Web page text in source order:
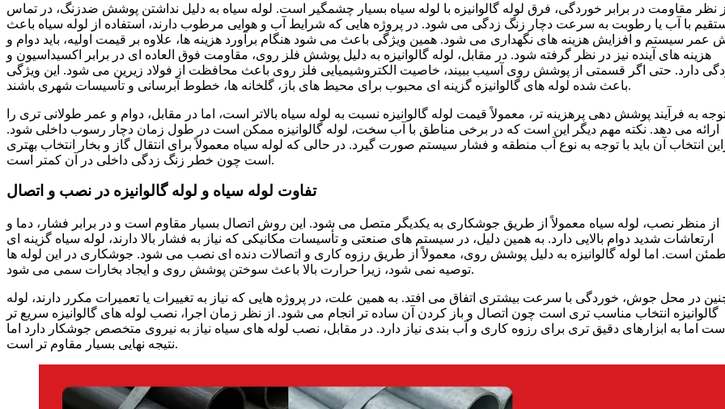
از نظر مقاومت در برابر خوردگی، فرق لوله گالوانیزه با لوله سیاه بسیار چشمگیر است. لوله سیاه به دلیل نداشتن پوشش ضدزنگ، در تماس
با آب یا رطوبت به سرعت دچار زنگ زدگی می شود. در پروژه هایی که شرایط آب و هوایی مرطوب دارند، استفاده از لوله سیاه باعث
عمر سیستم و افزایش هزینه های نگهداری می شود. همین ویژگی باعث می شود هنگام برآورد هزینه ها، علاوه بر قیمت اولیه، باید دوام و
هزینه های آینده نیز در نظر گرفته شود. در مقابل، لوله گالوانیزه به دلیل پوشش فلز روی، مقاومت فوق العاده ای در برابر اکسیداسیون و
دارد. حتی اگر قسمتی از پوشش روی آسیب ببیند، خاصیت الکتروشیمیایی فلز روی باعث محافظت از فولاد زیرین می شود. این ویژگی
باعث شده لوله های گالوانیزه گزینه ای محبوب برای محیط های باز، گلخانه ها، خطوط آبرسانی و تأسیسات شهری باشند.
توجه به فرآیند پوشش دهی پرهزینه تر، معمولاً قیمت لوله گالوانیزه نسبت به لوله سیاه بالاتر است، اما در مقابل، دوام و عمر طولانی تری را
ارائه می دهد. نکته مهم دیگر این است که در برخی مناطق با آب سخت، لوله گالوانیزه ممکن است در طول زمان دچار رسوب داخلی شود.
انتخاب آن باید با توجه به نوع آب منطقه و فشار سیستم صورت گیرد. در حالی که لوله سیاه معمولاً برای انتقال گاز و بخار انتخاب بهتری
است چون خطر زنگ زدگی داخلی در آن کمتر است.
تفاوت لوله سیاه و لوله گالوانیزه در نصب و اتصال
از منظر نصب، لوله سیاه معمولاً از طریق جوشکاری به یکدیگر متصل می شود. این روش اتصال بسیار مقاوم است و در برابر فشار، دما و
ارتعاشات شدید دوام بالایی دارد. به همین دلیل، در سیستم های صنعتی و تأسیسات مکانیکی که نیاز به فشار بالا دارند، لوله سیاه گزینه ای
است. اما لوله گالوانیزه به دلیل پوشش روی، معمولاً از طریق رزوه کاری و اتصالات دنده ای نصب می شود. جوشکاری در این لوله ها
توصیه نمی شود، زیرا حرارت بالا باعث سوختن پوشش روی و ایجاد بخارات سمی می شود.
در محل جوش، خوردگی با سرعت بیشتری اتفاق می افتد. به همین علت، در پروژه هایی که نیاز به تغییرات یا تعمیرات مکرر دارند، لوله
گالوانیزه انتخاب مناسب تری است چون اتصال و باز کردن آن ساده تر انجام می شود. از نظر زمان اجرا، نصب لوله های گالوانیزه سریع تر
است اما به ابزارهای دقیق تری برای رزوه کاری و آب بندی نیاز دارد. در مقابل، نصب لوله های سیاه نیاز به نیروی متخصص جوشکار دارد اما
نتیجه نهایی بسیار مقاوم تر است.